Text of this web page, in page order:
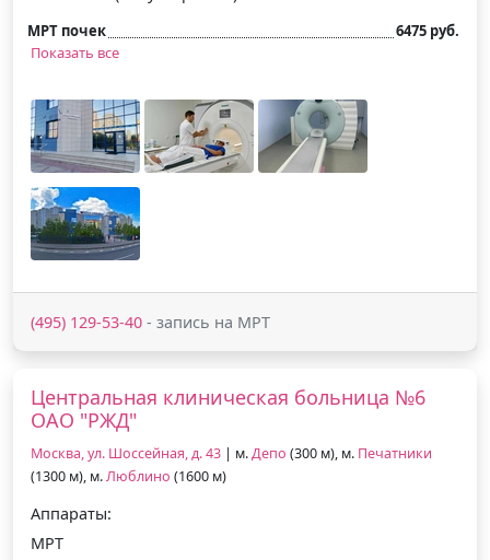
МРТ почек
6475 руб.
Показать все
(495) 129-53-40 - запись на МРТ
Центральная клиническая больница №6
ОАО "РЖД"
Москва, ул. Шоссейная, д. 43 | м.Депо (300 м), м. Печатники
(1300 м), м.Люблино (1600 м)
Аппараты:
МРТ